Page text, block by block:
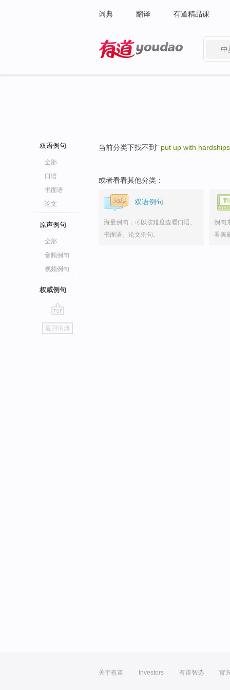
词典 翻译 有道精品课
中
双语例句
全部
口语
书面语
论文
原声例句
全部
音频例句
视频例句
权威例句
go
top
返回词典
当前分类下找不到" put up with hardships
或者看看其他分类：
双语例句
海量例句，可以按难度查看口语、
书面语、论文例句。
例句
看美
关于有道 Investors 有道智选 官